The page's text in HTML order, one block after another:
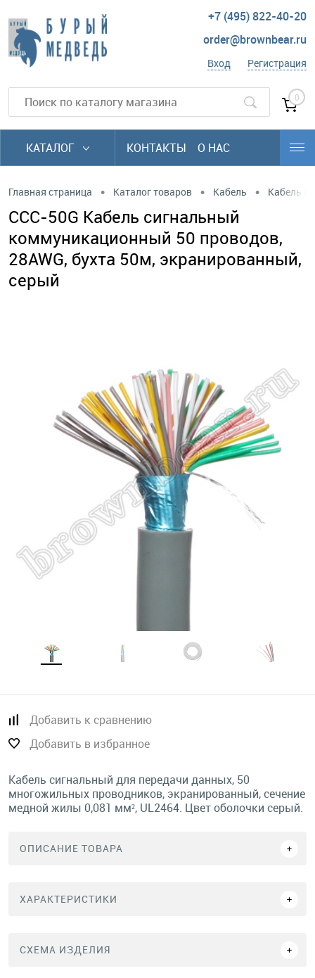
+7 (495) 822-40-20
order@brownbear.ru
Вход Регистрация
0
КАТАЛОГ КОНТАКТЫ О НАС
Главная страница • Каталог товаров • Кабель • Кабель
CCC-50G Кабель сигнальный
коммуникационный 50 проводов,
28AWG, бухта 50м, экранированный,
серый
Добавить к сравнению
Добавить в избранное
Кабель сигнальный для передачи данных, 50
многожильных проводников, экранированный, сечение
медной жилы 0,081 мм², UL2464. Цвет оболочки серый.
ОПИСАНИЕ ТОВАРА
ХАРАКТЕРИСТИКИ
СХЕМА ИЗДЕЛИЯ